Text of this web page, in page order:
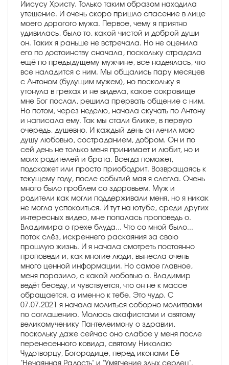
Иисусу Христу. Только таким образом находила
утешение. И очень скоро пришло спасение в лице
моего дорогого мужа. Первое, чему я приятно
удивилась, было то, какой чистой и доброй души
он. Таких я раньше не встречала. Но не оценила
его по достоинству сначала, поскольку страдала
ещё по предыдущему мужчине, все надеялась, что
все наладится с ним. Мы общались пару месяцев
с Антоном (будущим мужем), но поскольку я
утонула в грехах и не видела, какое сокровище
мне Бог послал, решила прервать общение с ним.
Но потом, через неделю, начала скучать по Антону
и написала ему. Так мы стали ближе, в первую
очередь, душевно. И каждый день он лечил мою
душу любовью, состраданием, добром. Он и по
сей день не только меня принимает и любит, но и
моих родителей и брата. Всегда поможет,
подскажет или просто приободрит. Возвращаясь к
текущему году, после событий мая я слегла. Очень
много было проблем со здоровьем. Муж и
родители как могли поддерживали меня, но я никак
не могла успокоиться. И тут на ютубе, среди других
интересных видео, мне попалась проповедь о.
Владимира о грехе блуда... Что со мной было...
поток слёз, искреннего раскаяния за свою
прошлую жизнь. И я начала смотреть постоянно
проповеди и, как многие люди, вынесла очень
много ценной информации. Но самое главное,
меня поразило, с какой любовью о. Владимир
ведёт беседу, и чувствуется, что он не к массе
обращается, а именно к тебе. Это чудо. С
07.07.2021 я начала молиться соборно молитвами
по соглашению. Молюсь акафистами и святому
великомученику Пантелеимону о здравии,
поскольку даже сейчас оно слабое у меня после
перенесенного ковида, святому Николаю
Чудотворцу, Богородице, перед иконами Её
"Нечаянная Радость" и "Умягчение злых сердец".